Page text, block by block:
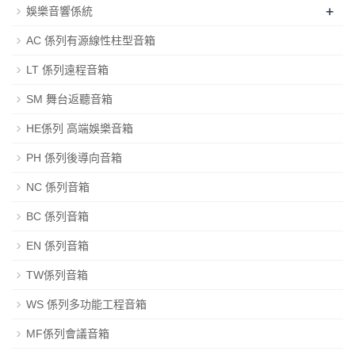
娛樂音響係統 +
AC 係列有源線性柱型音箱
LT 係列遠程音箱
SM 舞台返聽音箱
HE係列 高端娛樂音箱
PH 係列後導向音箱
NC 係列音箱
BC 係列音箱
EN 係列音箱
TW係列音箱
WS 係列多功能工程音箱
MF係列會議音箱